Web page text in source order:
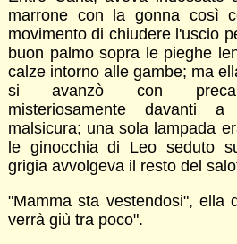
marrone con la gonna così
movimento di chiudere l'uscio
buon palmo sopra le pieghe
calze intorno alle gambe; ma
si avanzò con
misteriosamente davanti
malsicura; una sola lampada
le ginocchia di Leo seduto
grigia avvolgeva il resto del
"Mamma sta vestendosi", ella
verrà giù tra poco".